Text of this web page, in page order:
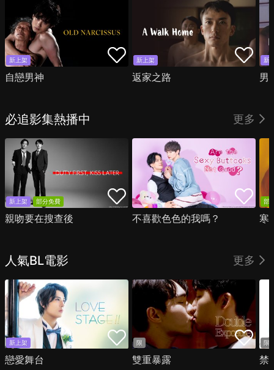
新上架
自戀男神
新上架
返家之路
新
男
必追影集熱播中 更多
新上架 部分免費
親吻要在搜查後 不喜歡色色的我嗎？
部
寒
人氣BL電影 更多
新上架
戀愛舞台
限
雙重暴露
限
禁